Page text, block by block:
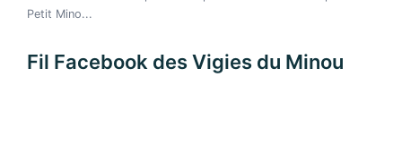
Fil Facebook des Vigies du Minou